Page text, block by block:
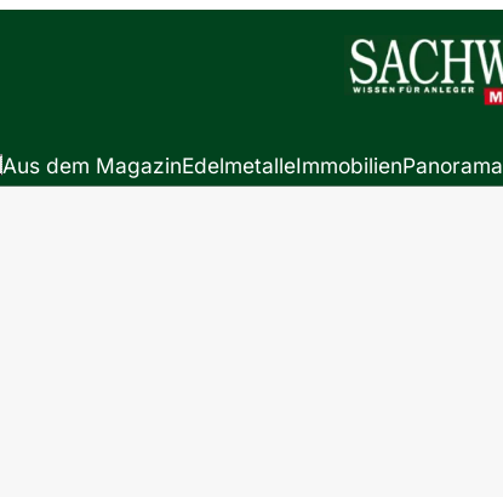
Aus dem MagazinEdelmetalleImmobilienPanorama